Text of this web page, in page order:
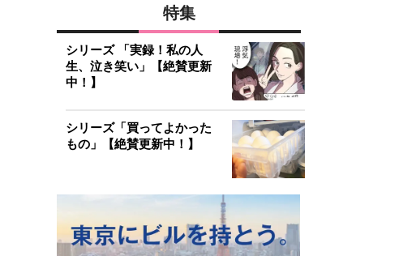
特集
シリーズ 「実録！私の人
生、泣き笑い」【絶賛更新
中！】
シリーズ「買ってよかった
もの」【絶賛更新中！】